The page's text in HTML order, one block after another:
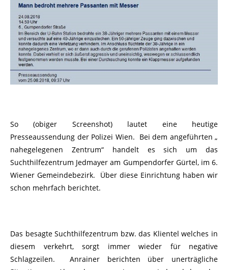
So (obiger Screenshot) lautet eine heutige
Presseaussendung der Polizei Wien. Bei dem angeführten „
nahegelegenen Zentrum“ handelt es sich um das
Suchthilfezentrum Jedmayer am Gumpendorfer Gürtel, im 6.
Wiener Gemeindebezirk. Über diese Einrichtung haben wir
schon mehrfach berichtet.
Das besagte Suchthilfezentrum bzw. das Klientel welches in
diesem verkehrt, sorgt immer wieder für negative
Schlagzeilen. Anrainer berichten über unerträgliche